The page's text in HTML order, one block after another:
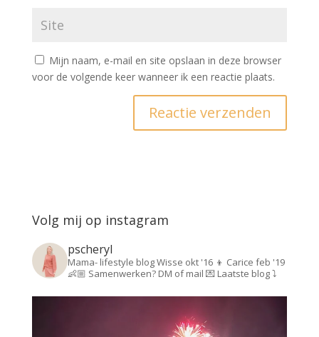
Mijn naam, e-mail en site opslaan in deze browser
voor de volgende keer wanneer ik een reactie plaats.
Volg mij op instagram
pscheryl
Mama- lifestyle blogWisse okt '16 👦 Carice feb '19
👶🏼 Samenwerken? DM of mail 💌Laatste blog ⤵️